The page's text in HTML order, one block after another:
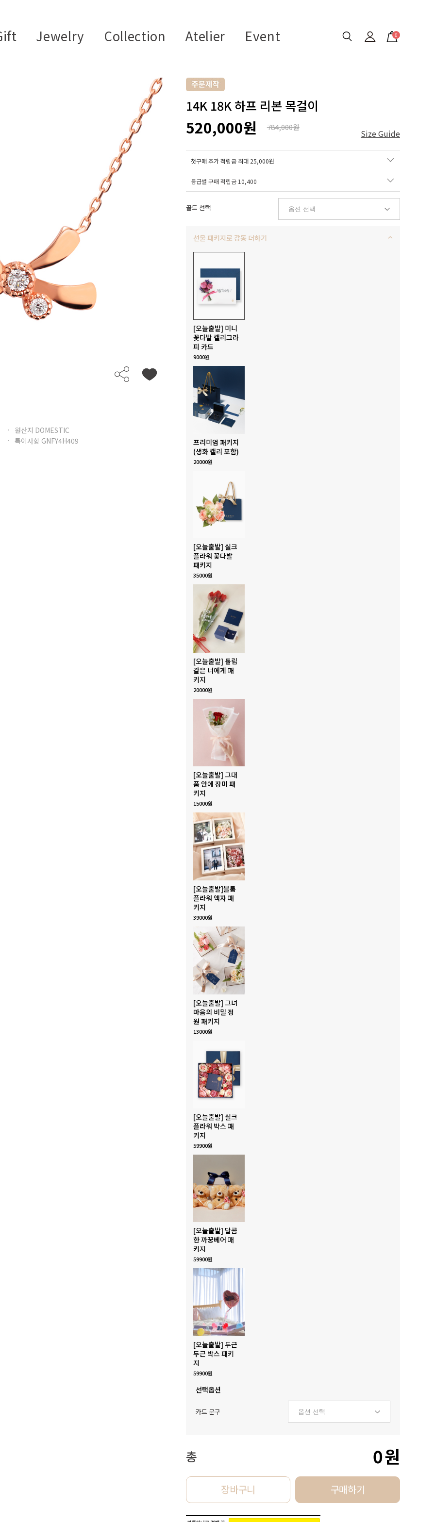
Jewelry Collection Atelier Event 0
원산지 DOMESTIC
특이사항 GNFY4H409
14K 18K 하프 리본 목걸이
520,000원 784,000원
Size Guide
첫구매 추가 적립금 최대 25,000원
등급별 구매 적립금 10,400
골드 선택
선물 패키지로 감동 더하기
[오늘출발] 미니
꽃다발 캘리그라
피 카드
9000원
프리미엄 패키지
(생화 캘리 포함)
20000원
[오늘출발] 실크
플라워 꽃다발
패키지
35000원
[오늘출발] 튤립
같은 너에게 패
키지
20000원
[오늘출발] 그대
품 안에 장미 패
키지
15000원
[오늘출발]블룸
플라워 액자 패
키지
39000원
[오늘출발] 그녀
마음의 비밀 정
원 패키지
13000원
[오늘출발] 실크
플라워 박스 패
키지
59900원
[오늘출발] 달콤
한 까꿍베어 패
키지
59900원
[오늘출발] 두근
두근 박스 패키
지
59900원
선택옵션
카드 문구
총 0원
장바구니 구매하기